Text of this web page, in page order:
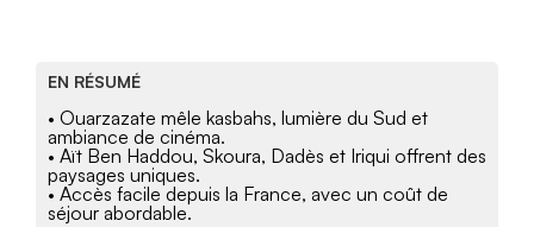
EN RÉSUMÉ
• Ouarzazate mêle kasbahs, lumière du Sud et
ambiance de cinéma.
• Aït Ben Haddou, Skoura, Dadès et Iriqui offrent des
paysages uniques.
• Accès facile depuis la France, avec un coût de
séjour abordable.